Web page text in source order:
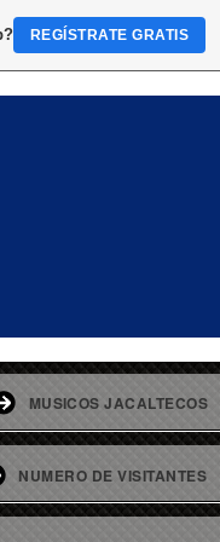
MUSICOS JACALTECOS
NUMERO DE VISITANTES
REGÍSTRATE GRATIS